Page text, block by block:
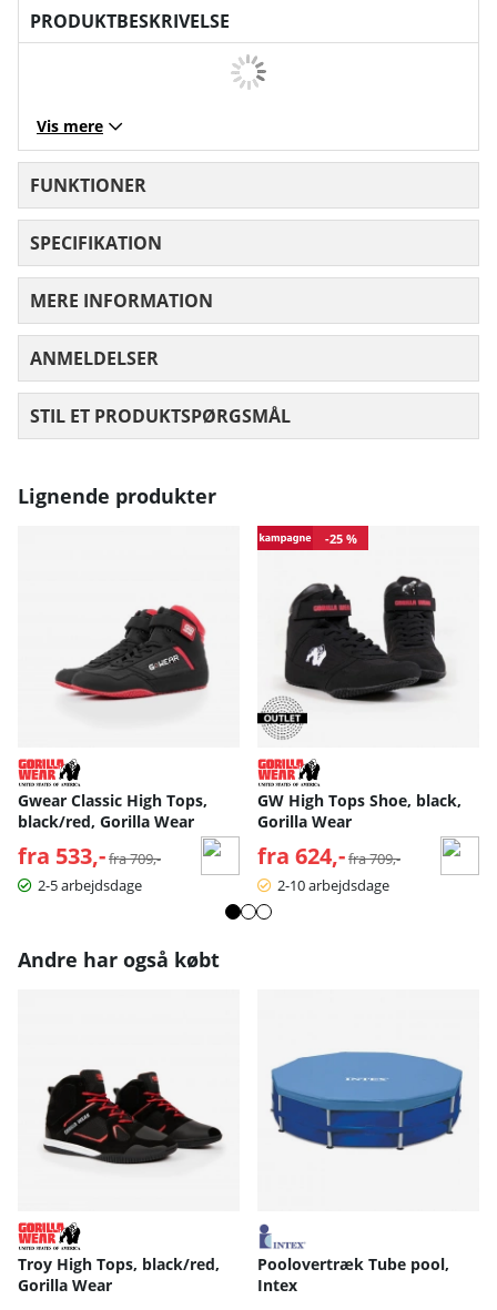
PRODUKTBESKRIVELSE
Vis mere
FUNKTIONER
SPECIFIKATION
MERE INFORMATION
ANMELDELSER
STIL ET PRODUKTSPØRGSMÅL
Lignende produkter
Gwear Classic High Tops,
black/red, Gorilla Wear
fra 533,- Normalpris:
fra 709,-
2-5 arbejdsdage
-25 %
GW High Tops Shoe, black,
Gorilla Wear
fra 624,- Normalpris:
fra 709,-
2-10 arbejdsdage
Andre har også købt
Troy High Tops, black/red,
Gorilla Wear
Poolovertræk Tube pool,
Intex